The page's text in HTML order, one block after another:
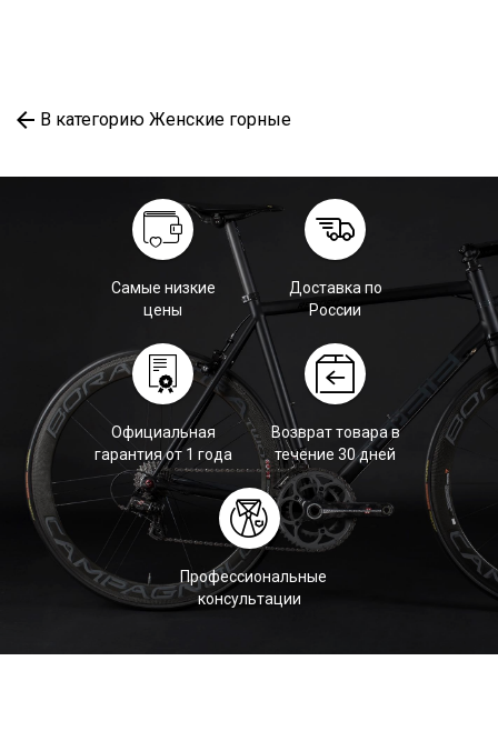
В категорию Женские горные
Самые низкие
цены
Доставка по
России
Официальная
гарантия от 1 года
Возврат товара в
течение 30 дней
Профессиональные
консультации